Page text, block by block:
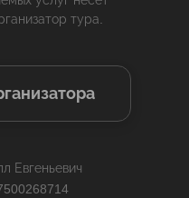
тура.
Евгеньевич